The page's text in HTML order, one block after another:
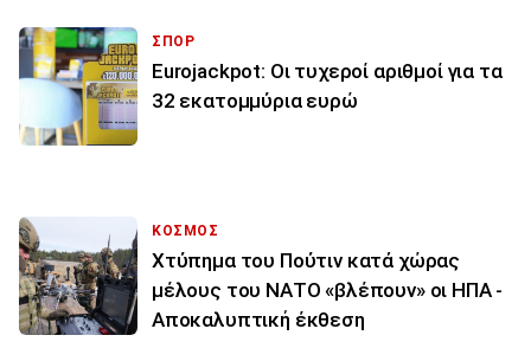
ΣΠΟΡ
Eurojackpot: Οι τυχεροί αριθμοί για τα
32 εκατoμμύρια ευρώ
ΚΟΣΜΟΣ
Χτύπημα του Πούτιν κατά χώρας
μέλους του ΝΑΤΟ «βλέπουν» οι ΗΠΑ -
Αποκαλυπτική έκθεση